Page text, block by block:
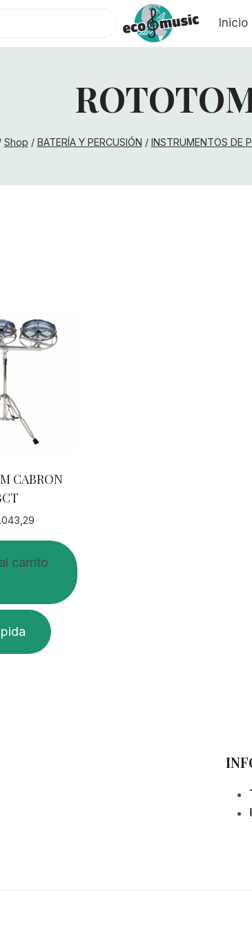
Inicio
Shop / BATERÍA Y PERCUSIÓN / INSTRUMENTOS DE
CABRON
carrito